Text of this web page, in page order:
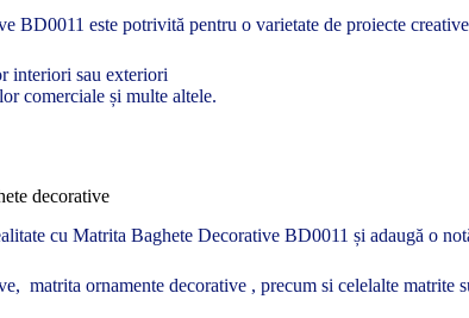
BD0011 este potrivită pentru o varietate de proiecte
interiori sau exteriori
comerciale și multe altele.
decorative
cu Matrita Baghete Decorative BD0011 și adaugă o
matrita ornamente decorative , precum si celelalte matrite